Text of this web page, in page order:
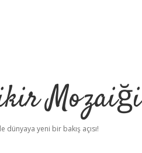
Mozaiği
dünyaya yeni bir bakış açısı!